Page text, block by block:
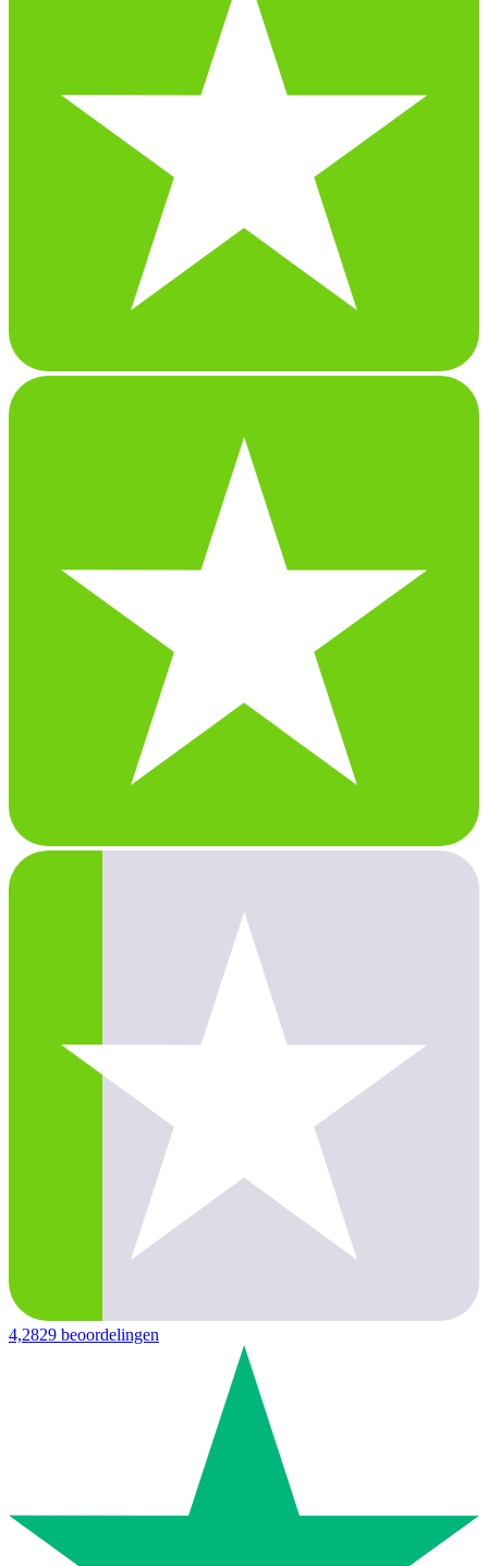
4,2829 beoordelingen